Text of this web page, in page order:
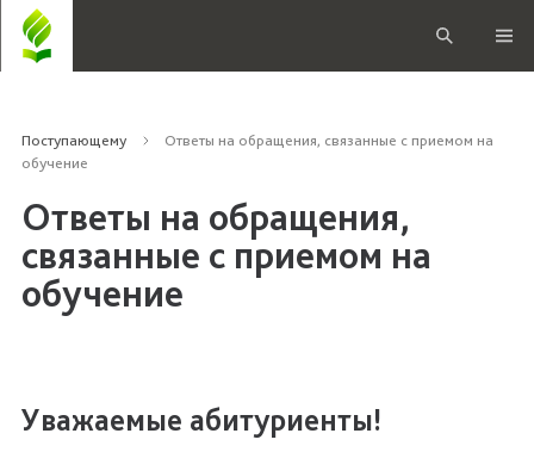
Поступающему
Ответы на обращения, связанные с приемом на
обучение
Ответы на обращения,
связанные с приемом на
обучение
Уважаемые абитуриенты!